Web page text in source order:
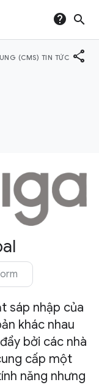
help search
(CMS) TIN TỨC share
sáp nhập của
khác nhau
bởi các nhà
cấp một
năng nhưng